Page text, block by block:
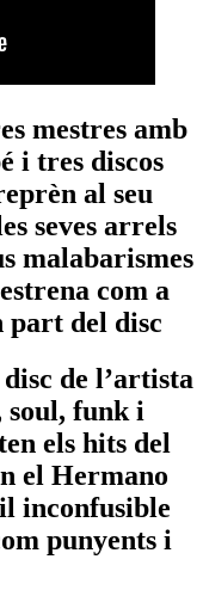
mestres amb
i tres discos
al seu
seves arrels
malabarismes
com a
part del disc
de l’artista
soul, funk i
els hits del
el Hermano
inconfusible
punyents i